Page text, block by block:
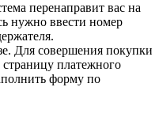
перенаправит вас на
нужно ввести номер
Для совершения покупки
страницу платежного
форму по